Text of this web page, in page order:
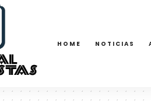
HOME NOTICIAS